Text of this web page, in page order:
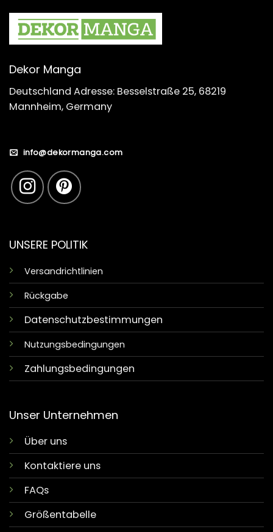
Dekor Manga
Deutschland Adresse: Besselstraße 25, 68219
Mannheim, Germany
info@dekormanga.com
UNSERE POLITIK
Versandrichtlinien
Rückgabe
Datenschutzbestimmungen
Nutzungsbedingungen
Zahlungsbedingungen
Unser Unternehmen
Über uns
Kontaktiere uns
FAQs
Größentabelle